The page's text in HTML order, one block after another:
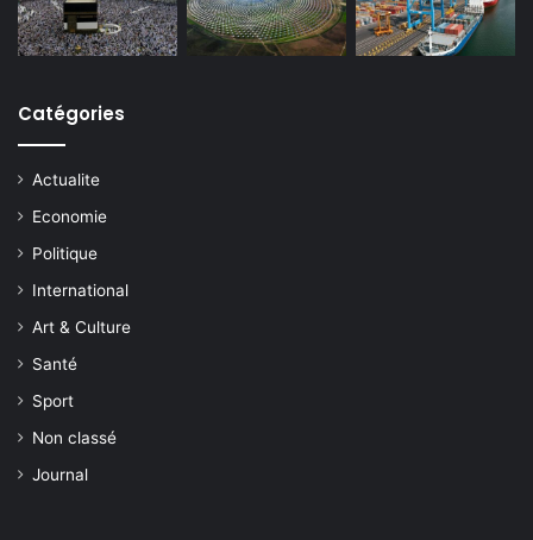
Catégories
Actualite
Economie
Politique
International
Art & Culture
Santé
Sport
Non classé
Journal